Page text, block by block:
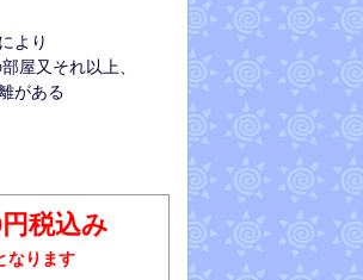
より
屋又それ以上、
がある
税込み
なります